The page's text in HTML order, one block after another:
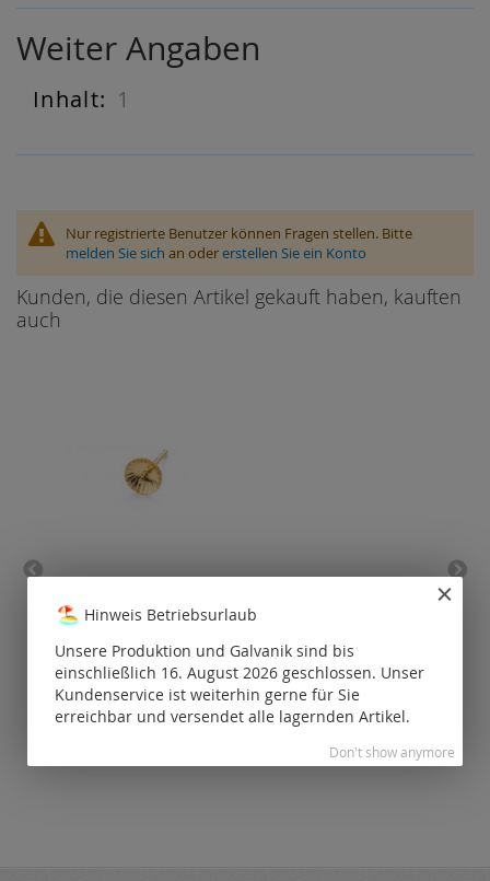
Weiter Angaben
Weiter
1
Nur registrierte Benutzer können Fragen stellen. Bitte
melden Sie sich an odererstellen Sie ein Konto
Kunden, die diesen Artikel gekauft haben, kauften
auch
(ohne Mutter) / Gold
Preise nur für
registrierte
Kunden
sichtbar.
Hinweis Betriebsurlaub
Unsere Produktion und Galvanik sind bis
einschließlich 16. August 2026 geschlossen. Unser
Kundenservice ist weiterhin gerne für Sie
erreichbar und versendet alle lagernden Artikel.
Don't show anymore